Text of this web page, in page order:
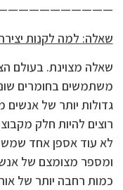
שאלה: למה לקנות
שאלה מצוינת. בעולם
משתמשים בחומרים
גדולות יותר של אנשים
לא עוד אספן אחד
ומספר מצומצם של
כמות רחבה יותר של